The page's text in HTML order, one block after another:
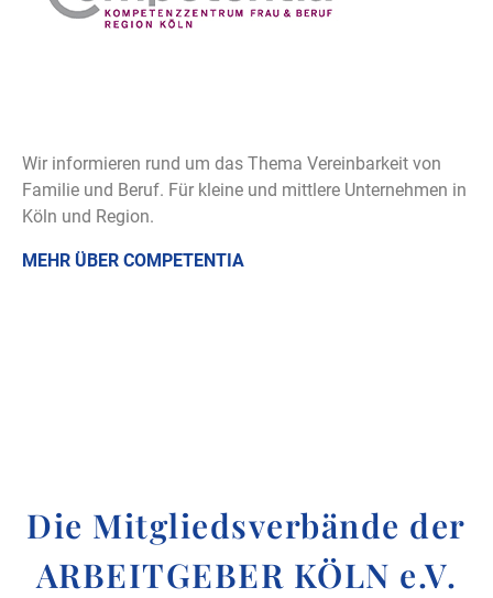
Wir informieren rund um das Thema Vereinbarkeit von
Familie und Beruf. Für kleine und mittlere Unternehmen in
Köln und Region.
MEHR ÜBER COMPETENTIA
Die Mitgliedsverbände der
ARBEITGEBER KÖLN e.V.